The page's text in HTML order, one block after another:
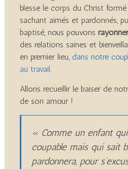
blesse le corps du Christ formé
sachant aimés et pardonnés,
baptisé, nous pouvons
des relations saines et
en premier lieu, dans notre
au travail.
Allons recueillir le baiser de
de son amour !
« Comme un enfant qui
coupable mais qui sait
pardonnera, pour